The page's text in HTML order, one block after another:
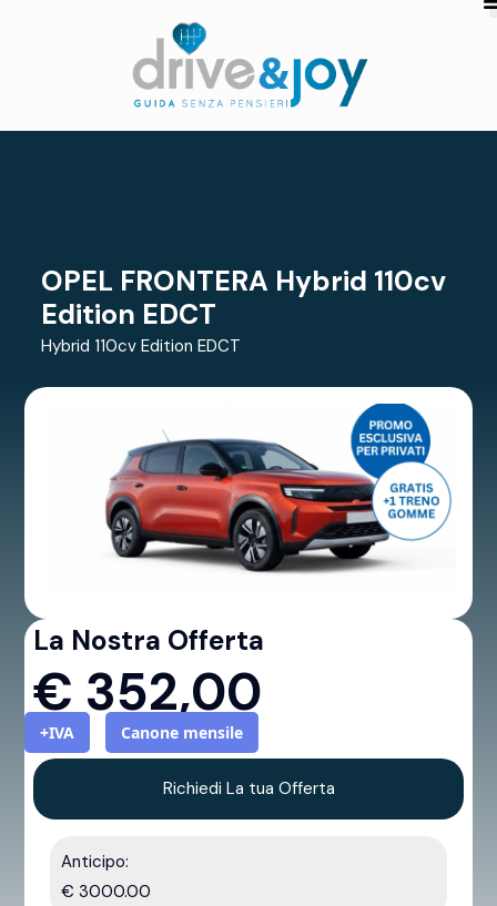
OPEL FRONTERA Hybrid 110cv
Edition EDCT
Hybrid 110cv Edition EDCT
La Nostra Offerta
€ 352,00
+IVA Canone mensile
Richiedi La tua Offerta
Anticipo:
€ 3000.00